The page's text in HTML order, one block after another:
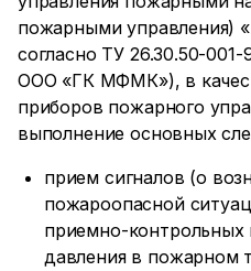
пожарными управления)
согласно ТУ 26.30.50-
ООО «ГК МФМК»), в
приборов пожарного
выполнение основных
прием сигналов (о
пожароопасной
приемно-
давления в пожарном